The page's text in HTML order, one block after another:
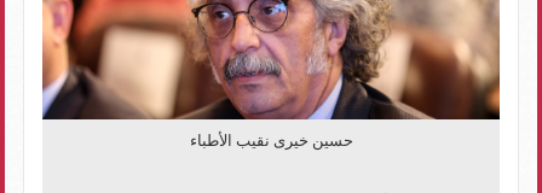
حسين خيرى نقيب الأطباء